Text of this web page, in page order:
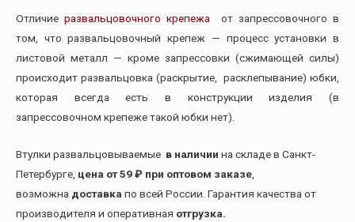
Отличие развальцовочного крепежа от запрессовочного в
том, что развальцовочный крепеж — процесс установки в
листовой металл — кроме запрессовки (сжимающей силы)
происходит развальцовка (раскрытие, расклепывание) юбки,
которая всегда есть в конструкции изделия (в
запрессовочном крепеже такой юбки нет).
Втулки развальцовываемые в наличии на складе в Санкт-
Петербурге, цена от 59 ₽ при оптовом заказе
возможна доставка по всей России. Гарантия качества от
производителя и оперативная отгрузка.